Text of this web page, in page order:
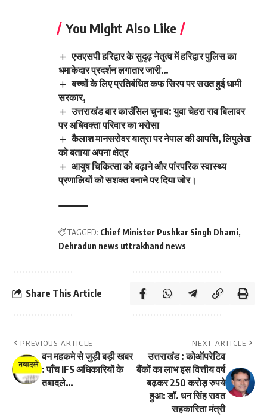
You Might Also Like
एसएसपी हरिद्वार के सुदृढ़ नेतृत्व में हरिद्वार पुलिस का
धमाकेदार प्रदर्शन लगातार जारी…
बच्चों के लिए प्रतिबंधित कफ सिरप पर सख्त हुई धामी
सरकार,
उत्तराखंड बार काउंसिल चुनाव: युवा चेहरा राव बिलावर
पर अधिवक्ता परिवार का भरोसा
कैलाश मानसरोवर यात्रा पर नेपाल की आपत्ति, लिपुलेख
को बताया अपना क्षेत्र
आयुष चिकित्सा को बढ़ाने और पांरपरिक स्वास्थ्य
प्रणालियों को सशक्त बनाने पर दिया जोर।
TAGGED: Chief Minister Pushkar Singh Dhami
Dehradun news uttrakhand news
Share This Article
PREVIOUS ARTICLE
वन महकमे से जुड़ी बड़ी खबर
: पाँच IFS अधिकारियों के
तबादले…
NEXT ARTICLE
उत्तराखंड : कोऑपरेटिव
बैंकों का लाभ इस वित्तीय वर्ष
बढ़कर 250 करोड़ रुपये
हुआ: डॉ. धन सिंह रावत
सहकारिता मंत्री